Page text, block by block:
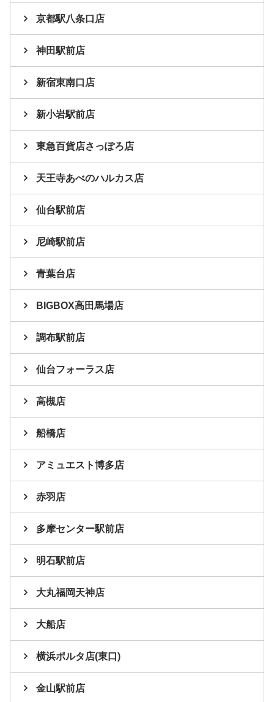
京都駅八条口店
神田駅前店
新宿東南口店
新小岩駅前店
東急百貨店さっぽろ店
天王寺あべのハルカス店
仙台駅前店
尼崎駅前店
青葉台店
BIGBOX高田馬場店
調布駅前店
仙台フォーラス店
高槻店
船橋店
アミュエスト博多店
赤羽店
多摩センター駅前店
明石駅前店
大丸福岡天神店
大船店
横浜ポルタ店(東口)
金山駅前店